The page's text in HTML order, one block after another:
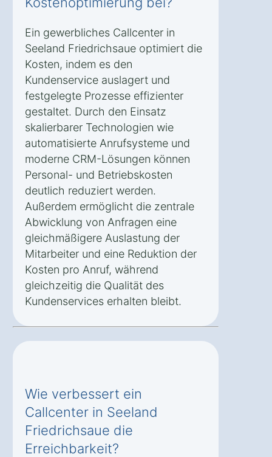
Ein gewerbliches Callcenter in
Seeland Friedrichsaue optimiert die
Kosten, indem es den
Kundenservice auslagert und
festgelegte Prozesse effizienter
gestaltet. Durch den Einsatz
skalierbarer Technologien wie
automatisierte Anrufsysteme und
moderne CRM-Lösungen können
Personal- und Betriebskosten
deutlich reduziert werden.
Außerdem ermöglicht die zentrale
Abwicklung von Anfragen eine
gleichmäßigere Auslastung der
Mitarbeiter und eine Reduktion der
Kosten pro Anruf, während
gleichzeitig die Qualität des
Kundenservices erhalten bleibt.
Wie verbessert ein
Callcenter in Seeland
Friedrichsaue die
Erreichbarkeit?